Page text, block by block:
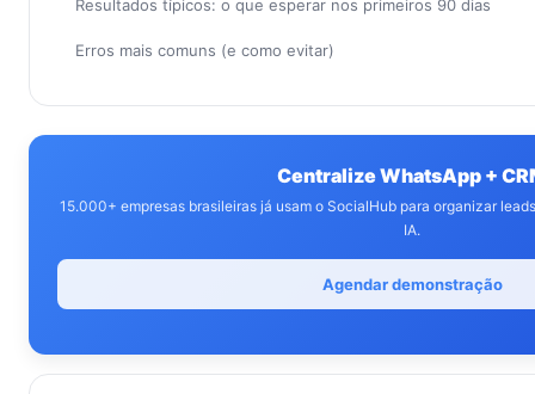
Resultados típicos: o que esperar nos primeiros 90 dias
Erros mais comuns (e como evitar)
Centralize WhatsApp +
15.000+ empresas brasileiras já usam o SocialHub para organizar
IA.
Agendar demonstração